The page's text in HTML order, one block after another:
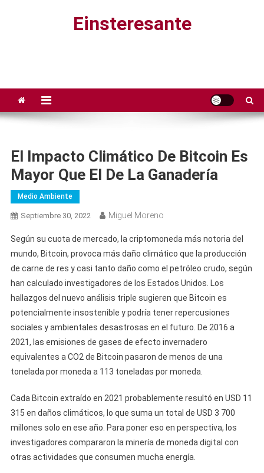
Einsteresante
El Impacto Climático De Bitcoin Es
Mayor Que El De La Ganadería
Medio Ambiente
Septiembre 30, 2022 Miguel Moreno
Según su cuota de mercado, la criptomoneda más notoria del
mundo, Bitcoin, provoca más daño climático que la producción
de carne de res y casi tanto daño como el petróleo crudo, según
han calculado investigadores de los Estados Unidos. Los
hallazgos del nuevo análisis triple sugieren que Bitcoin es
potencialmente insostenible y podría tener repercusiones
sociales y ambientales desastrosas en el futuro. De 2016 a
2021, las emisiones de gases de efecto invernadero
equivalentes a CO2 de Bitcoin pasaron de menos de una
tonelada por moneda a 113 toneladas por moneda.
Cada Bitcoin extraído en 2021 probablemente resultó en USD 11
315 en daños climáticos, lo que suma un total de USD 3 700
millones solo en ese año. Para poner eso en perspectiva, los
investigadores compararon la minería de moneda digital con
otras actividades que consumen mucha energía.